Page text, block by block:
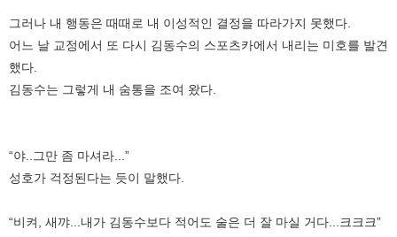
그러나 내 행동은 때때로 내 이성적인 결정을 따라가지 못했다.
어느 날 교정에서 또 다시 김동수의 스포츠카에서 내리는 미호를 발견
했다.
김동수는 그렇게 내 숨통을 조여 왔다.
“야..그만 좀 마셔라...”
성호가 걱정된다는 듯이 말했다.
“비켜, 새꺄...내가 김동수보다 적어도 술은 더 잘 마실 거다...크크크”